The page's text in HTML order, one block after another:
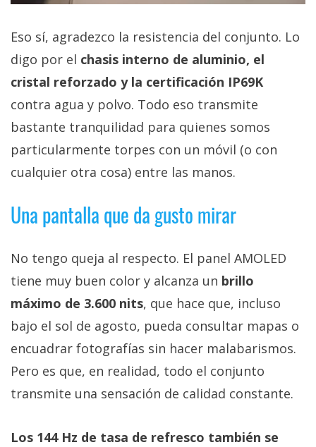
Eso sí, agradezco la resistencia del conjunto. Lo
digo por el chasis interno de aluminio, el
cristal reforzado y la certificación IP69K
contra agua y polvo. Todo eso transmite
bastante tranquilidad para quienes somos
particularmente torpes con un móvil (o con
cualquier otra cosa) entre las manos.
Una pantalla que da gusto mirar
No tengo queja al respecto. El panel AMOLED
tiene muy buen color y alcanza un brillo
máximo de 3.600 nits, que hace que, incluso
bajo el sol de agosto, pueda consultar mapas o
encuadrar fotografías sin hacer malabarismos.
Pero es que, en realidad, todo el conjunto
transmite una sensación de calidad constante.
Los 144 Hz de tasa de refresco también se